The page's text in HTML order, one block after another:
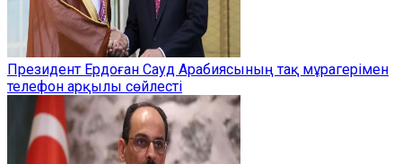
Президент Ердоған Сауд Арабиясының тақ мұрагерімен
телефон арқылы сөйлесті